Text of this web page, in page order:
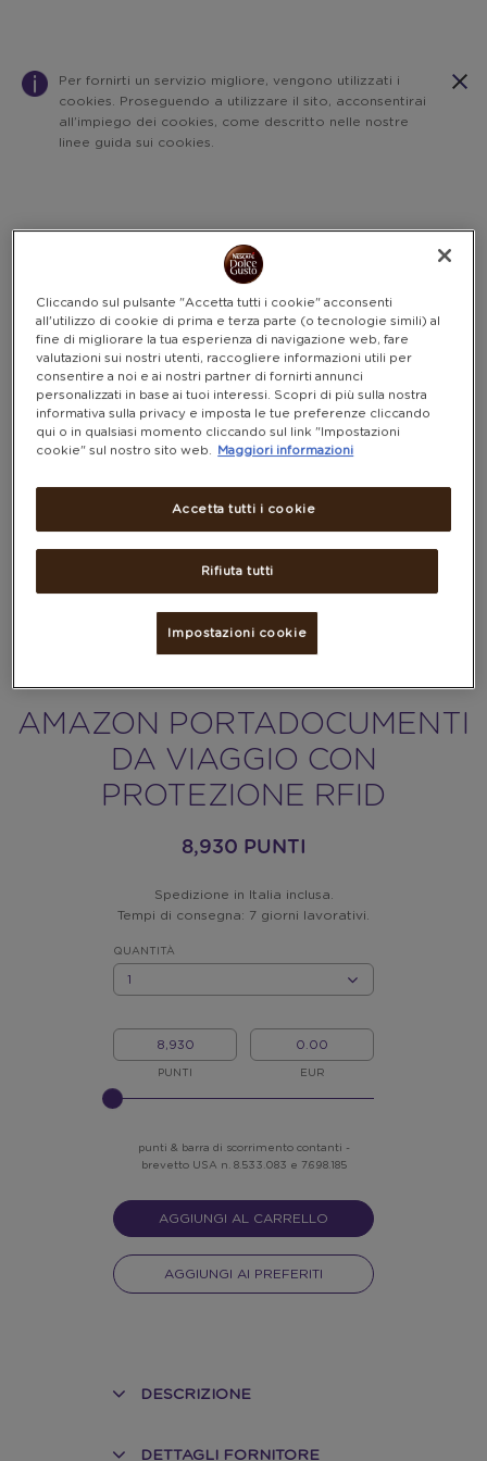
Per fornirti un servizio migliore, vengono utilizzati i
cookies. Proseguendo a utilizzare il sito, acconsentirai
all’impiego dei cookies, come descritto nelle nostre
linee guida sui cookies.
AMAZON PORTADOCUMENTI
DA VIAGGIO CON
PROTEZIONE RFID
8,930 PUNTI
Spedizione in Italia inclusa.
Tempi di consegna: 7 giorni lavorativi.
QUANTITÀ
I
PUNTI
IL
CREDITO
EUR
INSERISCI
NELLO
punti & barra di scorrimento contanti -
brevetto USA n. 8.533.083 e 7.698.185
AGGIUNGI AL CARRELLO
AGGIUNGI AI PREFERITI
DESCRIZIONE
DETTAGLI FORNITORE
Cliccando sul pulsante "Accetta tutti i cookie" acconsenti
all'utilizzo di cookie di prima e terza parte (o tecnologie simili) al
fine di migliorare la tua esperienza di navigazione web, fare
valutazioni sui nostri utenti, raccogliere informazioni utili per
consentire a noi e ai nostri partner di fornirti annunci
personalizzati in base ai tuoi interessi. Scopri di più sulla nostra
informativa sulla privacy e imposta le tue preferenze cliccando
qui o in qualsiasi momento cliccando sul link "Impostazioni
cookie" sul nostro sito web.
Maggiori informazioni
Rifiuta tutti
Accetta tutti i cookie
Impostazioni cookie